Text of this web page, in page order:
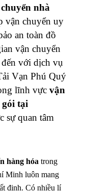
nhà
vận chuyển uy
an toàn đồ
vận chuyển
với dịch vụ
Vạn Phú Quý
lĩnh vực vận
tại
sự quan tâm
hàng hóa trong
Minh luôn mang
định. Có nhiều lí